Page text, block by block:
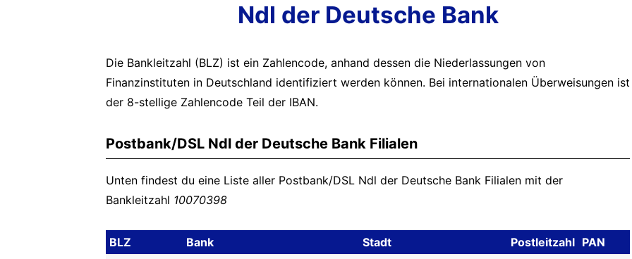
Ndl der Deutsche Bank
Die Bankleitzahl (BLZ) ist ein Zahlencode, anhand dessen die Niederlassungen von
Finanzinstituten in Deutschland identifiziert werden können. Bei internationalen Überweisungen ist
der 8-stellige Zahlencode Teil der IBAN.
Postbank/DSL Ndl der Deutsche Bank Filialen
Unten findest du eine Liste aller Postbank/DSL Ndl der Deutsche Bank Filialen mit der
Bankleitzahl 10070398
BLZ Bank Stadt Postleitzahl PAN